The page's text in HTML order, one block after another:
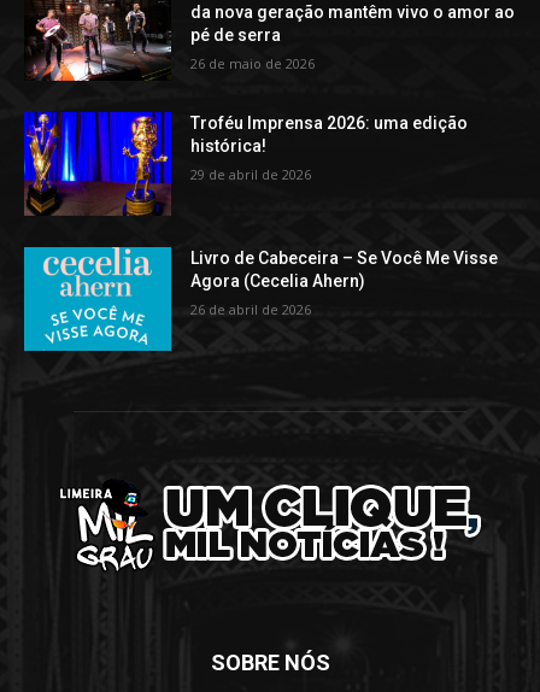
da nova geração mantêm vivo o amor ao
pé de serra
26 de maio de 2026
Troféu Imprensa 2026: uma edição
histórica!
29 de abril de 2026
Livro de Cabeceira – Se Você Me Visse
Agora (Cecelia Ahern)
26 de abril de 2026
SOBRE NÓS